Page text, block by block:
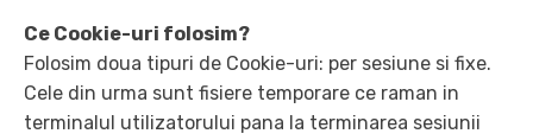
Ce Cookie-uri folosim?
Folosim doua tipuri de Cookie-uri: per sesiune si fixe.
Cele din urma sunt fisiere temporare ce raman in
terminalul utilizatorului pana la terminarea sesiunii